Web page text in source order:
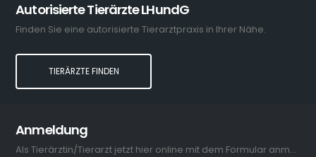
Autorisierte Tierärzte LHundG
Finden Sie eine autorisierte Tierarztpraxis in Ihrer Nähe.
TIERÄRZTE FINDEN
Anmeldung
Als Tierärztin/Tierarzt jetzt hier online mit dem Formular anmelden.